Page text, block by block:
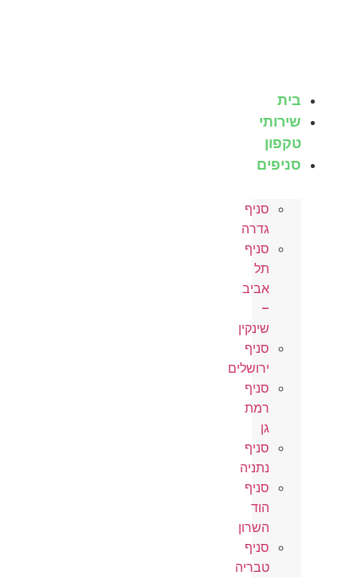
בית
שירותי
טקפון
סניפים
סניף
גדרה
סניף
תל
אביב
–
שינקין
סניף
ירושלים
סניף
רמת
גן
סניף
נתניה
סניף
הוד
השרון
סניף
טבריה